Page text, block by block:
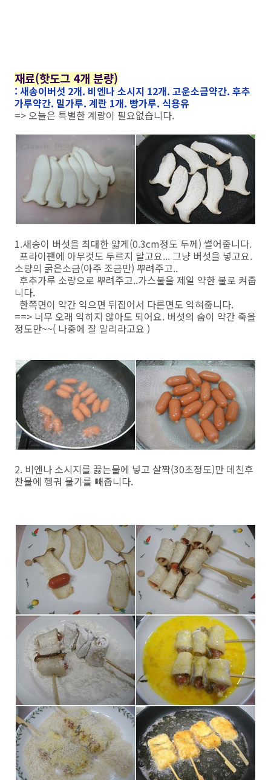
재료(핫도그 4개 분량)
: 새송이버섯 2개. 비엔나 소시지 12개. 고운소금약간. 후추
가루약간. 밀가루. 계란 1개. 빵가루. 식용유
=> 오늘은 특별한 계량이 필요없습니다.
1.새송이 버섯을 최대한 얇게(0.3cm정도 두께) 썰어줍니다.
프라이팬에 아무것도 두르지 말고요... 그냥 버섯을 넣고요.
소량의 굵은소금(아주 조금만) 뿌려주고..
후추가루 소량으로 뿌려주고..가스불을 제일 약한 불로 켜줍
니다.
한쪽면이 약간 익으면 뒤집어서 다른면도 익혀줍니다.
==> 너무 오래 익히지 않아도 되어요. 버섯의 숨이 약간 죽을
정도만~~( 나중에 잘 말리라고요 )
2. 비엔나 소시지를 끓는물에 넣고 살짝(30초정도)만 데친후
찬물에 헹궈 물기를 빼줍니다.